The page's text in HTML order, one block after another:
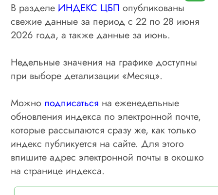
В разделе ИНДЕКС ЦБП опубликованы
свежие данные за период с 22 по 28 июня
2026 года, а также данные за июнь.
Недельные значения на графике доступны
при выборе детализации «Месяц».
Можно подписаться на еженедельные
обновления индекса по электронной почте,
которые рассылаются сразу же, как только
индекс публикуется на сайте. Для этого
впишите адрес электронной почты в окошко
на странице индекса.